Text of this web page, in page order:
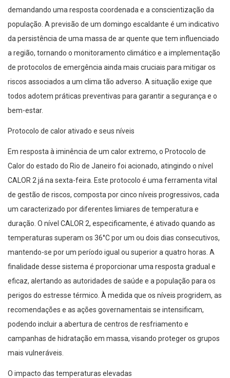
demandando uma resposta coordenada e a conscientização da
população. A previsão de um domingo escaldante é um indicativo
da persistência de uma massa de ar quente que tem influenciado
a região, tornando o monitoramento climático e a implementação
de protocolos de emergência ainda mais cruciais para mitigar os
riscos associados a um clima tão adverso. A situação exige que
todos adotem práticas preventivas para garantir a segurança e o
bem-estar.
Protocolo de calor ativado e seus níveis
Em resposta à iminência de um calor extremo, o Protocolo de
Calor do estado do Rio de Janeiro foi acionado, atingindo o nível
CALOR 2 já na sexta-feira. Este protocolo é uma ferramenta vital
de gestão de riscos, composta por cinco níveis progressivos, cada
um caracterizado por diferentes limiares de temperatura e
duração. O nível CALOR 2, especificamente, é ativado quando as
temperaturas superam os 36°C por um ou dois dias consecutivos,
mantendo-se por um período igual ou superior a quatro horas. A
finalidade desse sistema é proporcionar uma resposta gradual e
eficaz, alertando as autoridades de saúde e a população para os
perigos do estresse térmico. À medida que os níveis progridem, as
recomendações e as ações governamentais se intensificam,
podendo incluir a abertura de centros de resfriamento e
campanhas de hidratação em massa, visando proteger os grupos
mais vulneráveis.
O impacto das temperaturas elevadas